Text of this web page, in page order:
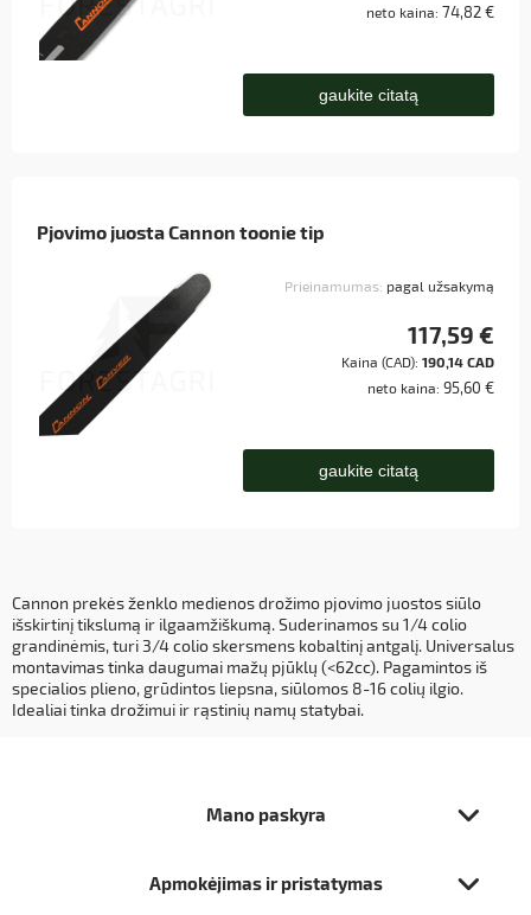
neto kaina: 74,82 €
gaukite citatą
Pjovimo juosta Cannon toonie tip
Prieinamumas: pagal užsakymą
117,59 €
Kaina (CAD): 190,14 CAD
neto kaina: 95,60 €
gaukite citatą
Cannon prekės ženklo medienos drožimo pjovimo juostos siūlo
išskirtinį tikslumą ir ilgaamžiškumą. Suderinamos su 1/4 colio
grandinėmis, turi 3/4 colio skersmens kobaltinį antgalį. Universalus
montavimas tinka daugumai mažų pjūklų (<62cc). Pagamintos iš
specialios plieno, grūdintos liepsna, siūlomos 8-16 colių ilgio.
Idealiai tinka drožimui ir rąstinių namų statybai.
Mano paskyra
Apmokėjimas ir pristatymas